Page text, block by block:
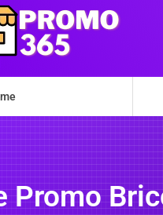
Promo